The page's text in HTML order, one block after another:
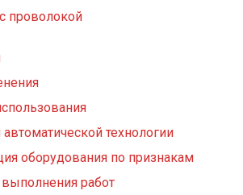
проволокой
технологии
оборудования по признакам
выполнения работ